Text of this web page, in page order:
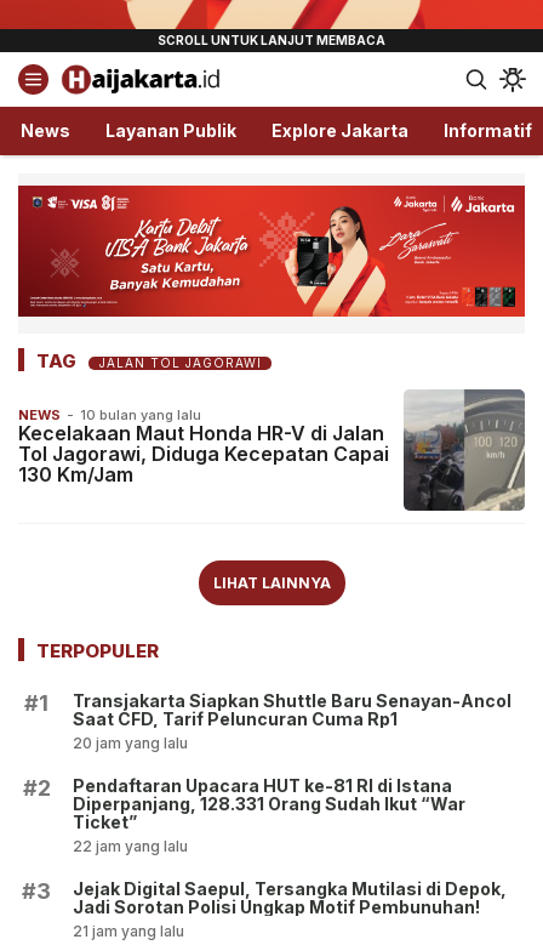
Haijakarta.id
Semua Tentang Jakarta Ada Disini!
News Layanan Publik Explore Jakarta Informatif
TAG JALAN TOL JAGORAWI
NEWS - 10 bulan yang lalu
Kecelakaan Maut Honda HR-V di Jalan
Tol Jagorawi, Diduga Kecepatan Capai
130 Km/Jam
LIHAT LAINNYA
TERPOPULER
#1
Transjakarta Siapkan Shuttle Baru Senayan-Ancol
Saat CFD, Tarif Peluncuran Cuma Rp1
20 jam yang lalu
#2
Pendaftaran Upacara HUT ke-81 RI di Istana
Diperpanjang, 128.331 Orang Sudah Ikut “War
Ticket”
22 jam yang lalu
#3
Jejak Digital Saepul, Tersangka Mutilasi di Depok,
Jadi Sorotan Polisi Ungkap Motif Pembunuhan!
21 jam yang lalu